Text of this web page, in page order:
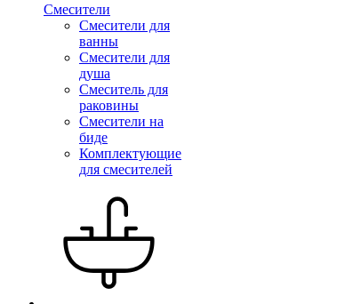
Смесители
Смесители для
ванны
Смесители для
душа
Смеситель для
раковины
Смесители на
биде
Комплектующие
для смесителей